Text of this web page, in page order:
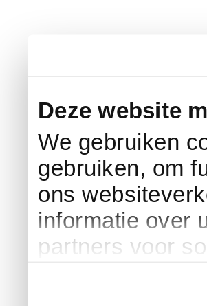
Deze website
We gebruiken
gebruiken, om
ons
informatie over
partners voor